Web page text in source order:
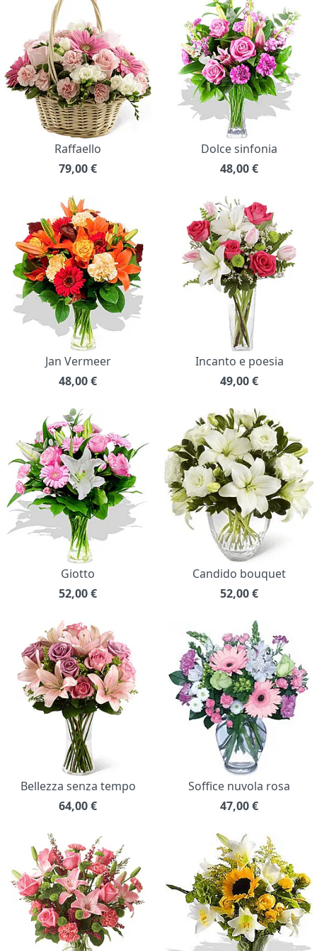
Raffaello
79,00€
Dolce sinfonia
48,00€
Jan Vermeer
48,00€
Incanto e poesia
49,00€
Giotto
52,00€
Candido bouquet
52,00€
Bellezza senza tempo
64,00€
Soffice nuvola rosa
47,00€